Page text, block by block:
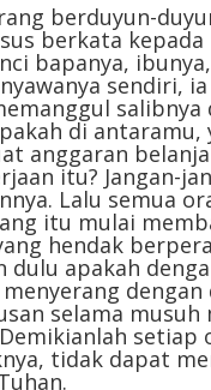
berduyun-
berkata kepada
bapanya,
sendiri,
di
anggaran
itu? Jangan-
Lalu semua
itu mulai
hendak
apakah
selama
tidak dapat